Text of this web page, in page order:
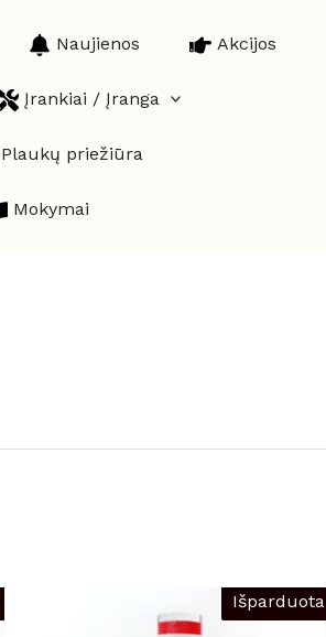
Naujienos Akcijos
Įrankiai / Įranga
Plaukų priežiūra
Mokymai
Išparduota